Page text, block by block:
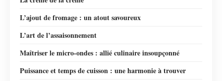
L’ajout de fromage : un atout savoureux
L’art de l’assaisonnement
Maîtriser le micro-ondes : allié culinaire insoupçonné
Puissance et temps de cuisson : une harmonie à trouver